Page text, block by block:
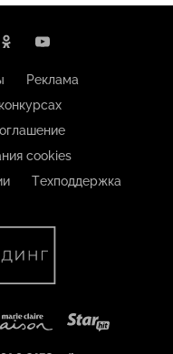
Реклама
cookies
Техподдержка